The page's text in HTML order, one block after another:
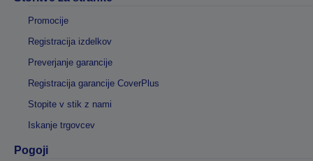
Promocije
Registracija izdelkov
Preverjanje garancije
Registracija garancije CoverPlus
Stopite v stik z nami
Iskanje trgovcev
Pogoji